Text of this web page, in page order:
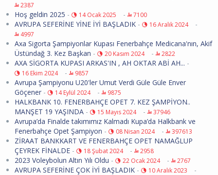
2387
Hoş geldin 2025 - 14 Ocak 2025 - 7100
AVRUPA SEFERİNE YİNE İYİ BAŞLADIK - 16 Aralık 2024 -
4997
Axa Sigorta Şampiyonlar Kupası Fenerbahçe Medicana'nın, Akif
Üstündağ 3. Kez Başkan - 20 Kasım 2024 - 2822
AXA SİGORTA KUPASI ARKAS'IN , AH OKTAR ABİ AH... -
16 Ekim 2024 - 9857
Avrupa Şampiyonu U20'ler Umut Verdi Güle Güle Enver
Göçener - 14 Eylül 2024 - 9875
HALKBANK 10. FENERBAHÇE OPET 7. KEZ ŞAMPİYON..
MANŞET 19 YAŞINDA - 15 Mayıs 2024 - 37946
Avrupa’da Finalde takımımız Kalmadı Kupa’da Halkbank ve
Fenerbahçe Opet Şampiyon - 08 Nisan 2024 - 397613
ZİRAAT BANKKART VE FENERBAHÇE OPET NAMAĞLUP
ÇEYREK FİNALDE - 18 Şubat 2024 - 2958
2023 Voleybolun Altın Yılı Oldu - 22 Ocak 2024 - 2767
AVRUPA SEFERİNE ÇOK İYİ BAŞLADIK - 10 Aralık 2023 -